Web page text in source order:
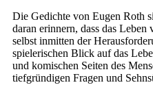
Die Gedichte von Eugen Roth
daran erinnern, dass das
selbst inmitten der
spielerischen Blick auf das
und komischen Seiten des
tiefgründigen Fragen und